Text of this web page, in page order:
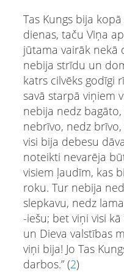
Tas Kungs bija
dienas, taču Viņa
jūtama vairāk nekā
nebija strīdu un
katrs cilvēks godīgi
savā starpā viņiem
nebija nedz
nebrīvo, nedz
visi bija debesu
noteikti nevarēja
visiem ļaudīm, kas
roku. Tur nebija
slepkavu, nedz
-iešu; bet viņi visi
un Dieva valstības
viņi bija! Jo Tas
darbos.” (2)